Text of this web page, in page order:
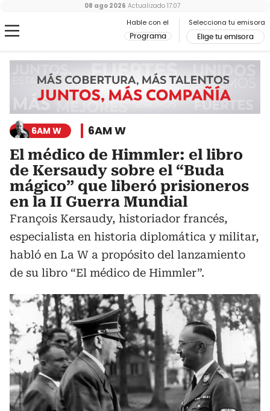
Hable con el
Programa
Selecciona tu emisora
Elige tu emisora
08 ago 2026 Actualizado 17:07
6AM W 6AM W
El médico de Himmler: el libro
de Kersaudy sobre el “Buda
mágico” que liberó prisioneros
en la II Guerra Mundial
François Kersaudy, historiador francés,
especialista en historia diplomática y militar,
habló en La W a propósito del lanzamiento
de su libro “El médico de Himmler”.